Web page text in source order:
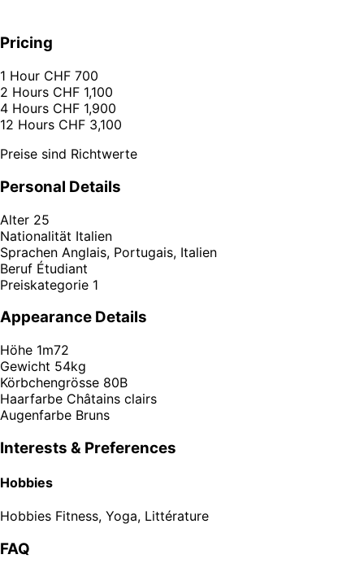
Pricing
1 Hour CHF 700
2 Hours CHF 1,100
4 Hours CHF 1,900
12 Hours CHF 3,100
Preise sind Richtwerte
Personal Details
Alter 25
Nationalität Italien
Sprachen Anglais, Portugais, Italien
Beruf Étudiant
Preiskategorie 1
Appearance Details
Höhe 1m72
Gewicht 54kg
Körbchengrösse 80B
Haarfarbe Châtains clairs
Augenfarbe Bruns
Interests & Preferences
Hobbies
Hobbies Fitness, Yoga, Littérature
FAQ